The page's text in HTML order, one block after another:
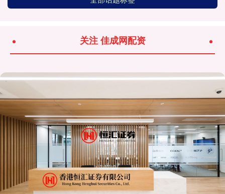
关注 佳成网配资